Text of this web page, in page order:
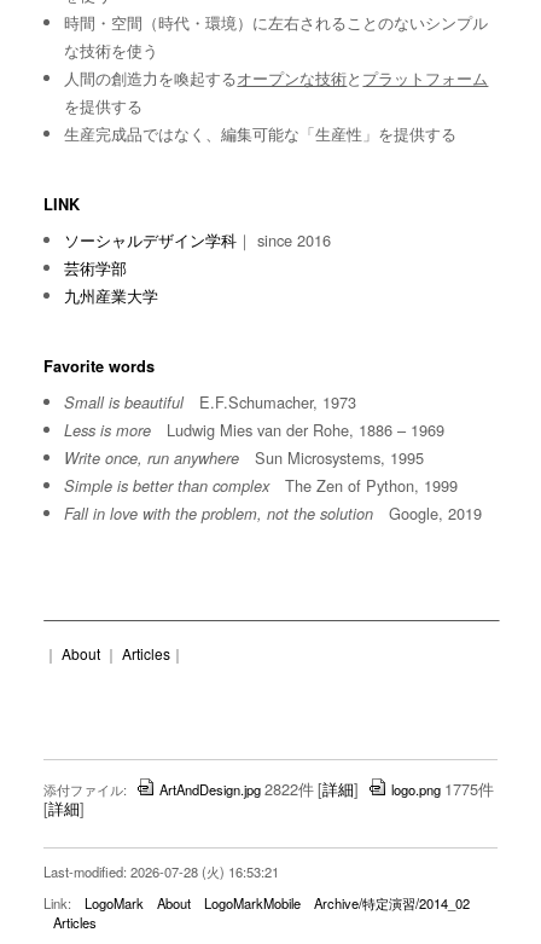
時間・空間（時代・環境）に左右されることのないシンプル
な技術を使う
人間の創造力を喚起するオープンな技術と プラットフォーム
を提供する
生産完成品ではなく、編集可能な「生産性」を提供する
LINK
ソーシャルデザイン学科 ｜ since 2016
芸術学部
九州産業大学
Favorite words
Small is beautifulE.F.Schumacher, 1973
Less is more Ludwig Mies van der Rohe, 1886 – 1969
Write once, run anywhere Sun Microsystems, 1995
Simple is better than complexThe Zen of Python, 1999
Fall in love with the problem, not the solution Google, 2019
｜ About｜ Articles｜
添付ファイル: ArtAndDesign.jpg2822件[詳細] logo.png 1775件
[詳細]
Last-modified: 2026-07-28 (火) 16:53:21
Link:
LogoMark About LogoMarkMobile
Archive/特定演習/2014_02
Articles